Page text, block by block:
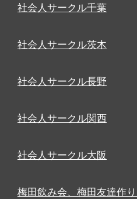
社会人サークル千葉
社会人サークル茨木
社会人サークル長野
社会人サークル関西
社会人サークル大阪
梅田飲み会、梅田友達作